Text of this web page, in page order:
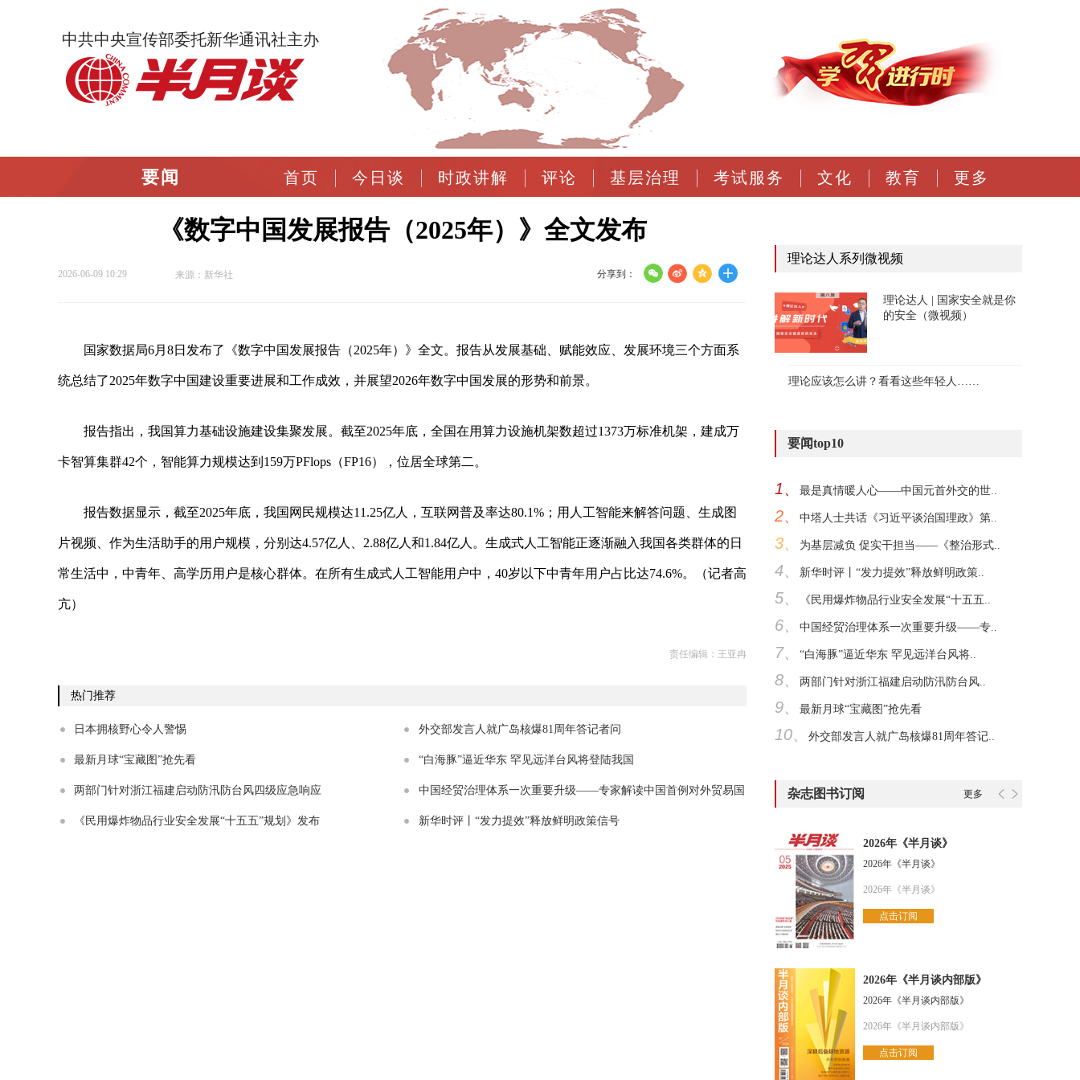
中共中央宣传部委托新华通讯社主办
要闻 首页 今日谈 时政讲解 评论 基层治理 考试服务 文化 教育 更多
《数字中国发展报告（2025年）》全文发布
2026-06-09 10:29 来源：新华社 分享到：
国家数据局6月8日发布了《数字中国发展报告（2025年）》全文。报告从发展基础、赋能效应、发展环境三个方面系
统总结了2025年数字中国建设重要进展和工作成效，并展望2026年数字中国发展的形势和前景。
报告指出，我国算力基础设施建设集聚发展。截至2025年底，全国在用算力设施机架数超过1373万标准机架，建成万
卡智算集群42个，智能算力规模达到159万PFlops（FP16），位居全球第二。
报告数据显示，截至2025年底，我国网民规模达11.25亿人，互联网普及率达80.1%；用人工智能来解答问题、生成图
片视频、作为生活助手的用户规模，分别达4.57亿人、2.88亿人和1.84亿人。生成式人工智能正逐渐融入我国各类群体的日
常生活中，中青年、高学历用户是核心群体。在所有生成式人工智能用户中，40岁以下中青年用户占比达74.6%。（记者高
亢）
责任编辑：王亚冉
热门推荐
日本拥核野心令人警惕 外交部发言人就广岛核爆81周年答记者问
最新月球“宝藏图”抢先看 “白海豚”逼近华东 罕见远洋台风将登陆我国
两部门针对浙江福建启动防汛防台风四级应急响应 中国经贸治理体系一次重要升级——专家解读中国首例对外贸易国
家安全调查
《民用爆炸物品行业安全发展“十五五”规划》发布 新华时评丨“发力提效”释放鲜明政策信号
理论达人系列微视频
理论达人 | 国家安全就是你
的安全（微视频）
理论应该怎么讲？看看这些年轻人……
要闻top10
1、 最是真情暖人心——中国元首外交的世..
2、 中塔人士共话《习近平谈治国理政》第..
3、 为基层减负 促实干担当——《整治形式..
4、 新华时评丨“发力提效”释放鲜明政策..
5、 《民用爆炸物品行业安全发展“十五五..
6、 中国经贸治理体系一次重要升级——专..
7、 “白海豚”逼近华东 罕见远洋台风将..
8、 两部门针对浙江福建启动防汛防台风..
9、 最新月球“宝藏图”抢先看
10、 外交部发言人就广岛核爆81周年答记..
杂志图书订阅 更多
2026年《半月谈》
2026年《半月谈》
2026年《半月谈》
点击订阅
2026年《半月谈内部版》
2026年《半月谈内部版》
2026年《半月谈内部版》
点击订阅